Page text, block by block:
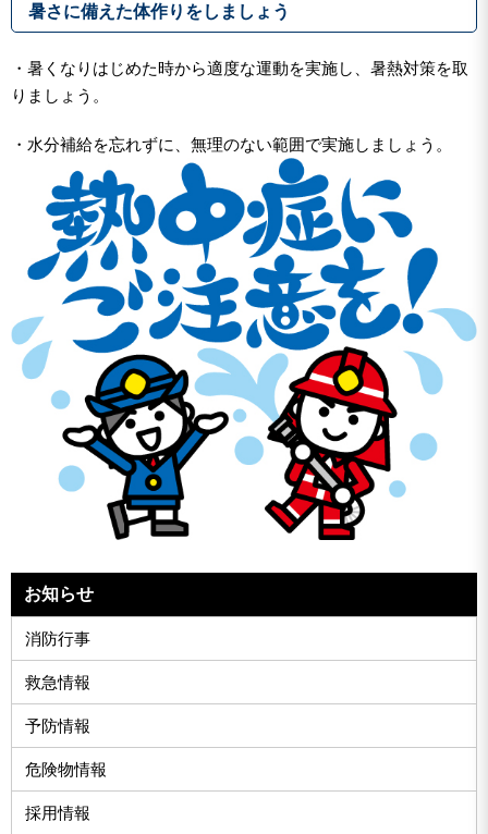
暑さに備えた体作りをしましょう
・暑くなりはじめた時から適度な運動を実施し、暑熱対策を取
りましょう。
・水分補給を忘れずに、無理のない範囲で実施しましょう。
お知らせ
消防行事
救急情報
予防情報
危険物情報
採用情報